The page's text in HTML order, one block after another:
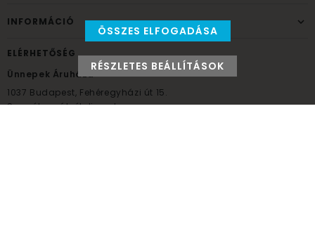
INFORMÁCIÓ
ELÉRHETŐSÉG
Ünnepek Áruháza
1037 Budapest, Fehéregyházi út 15.
Személyes átvételi pont
ÖSSZES ELFOGADÁSA
RÉSZLETES BEÁLLÍTÁSOK